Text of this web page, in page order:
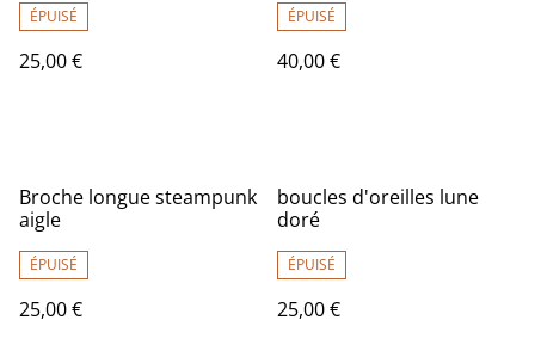
ÉPUISÉ
25,00 €
ÉPUISÉ
40,00 €
Broche longue steampunk
aigle
ÉPUISÉ
25,00 €
boucles d'oreilles lune
doré
ÉPUISÉ
25,00 €